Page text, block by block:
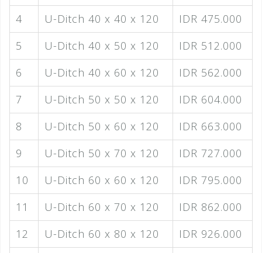
4
U-Ditch 40 x 40 x 120
IDR 475.000
5
U-Ditch 40 x 50 x 120
IDR 512.000
6
U-Ditch 40 x 60 x 120
IDR 562.000
7
U-Ditch 50 x 50 x 120
IDR 604.000
8
U-Ditch 50 x 60 x 120
IDR 663.000
9
U-Ditch 50 x 70 x 120
IDR 727.000
10
U-Ditch 60 x 60 x 120
IDR 795.000
11
U-Ditch 60 x 70 x 120
IDR 862.000
12
U-Ditch 60 x 80 x 120
IDR 926.000